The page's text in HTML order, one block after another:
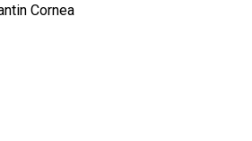
Cornea